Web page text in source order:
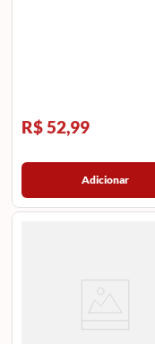
R$ 52,99
Adicionar